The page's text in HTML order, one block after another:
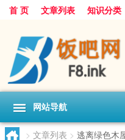
首 页 文章列表 知识分类
网站导航
> 文章列表 > 逃离绿色木